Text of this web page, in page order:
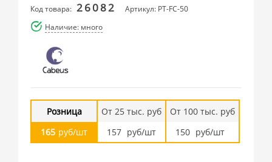
Код товара: 26082
Артикул: PT-FC-50
Наличие: много
Розница
165 руб/шт
От 25 тыс. руб
157 руб/шт
От 100 тыс. руб
150 руб/шт